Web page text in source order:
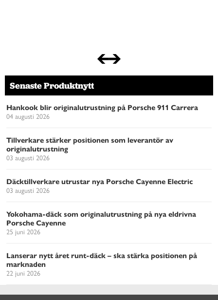
Senaste Produktnytt
Hankook blir originalutrustning på Porsche 911 Carrera
04 augusti 2026
Tillverkare stärker positionen som leverantör av
originalutrustning
03 augusti 2026
Däcktillverkare utrustar nya Porsche Cayenne Electric
03 augusti 2026
Yokohama-däck som originalutrustning på nya eldrivna
Porsche Cayenne
25 juni 2026
Lanserar nytt året runt-däck – ska stärka positionen på
marknaden
22 juni 2026